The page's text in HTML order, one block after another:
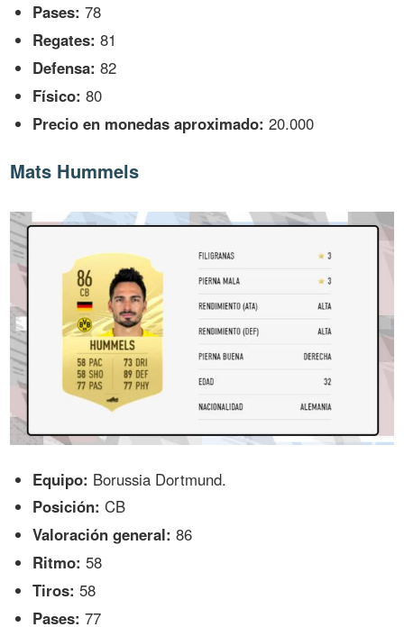
Pases: 78
Regates: 81
Defensa: 82
Físico: 80
Precio en monedas aproximado: 20.000
Mats Hummels
Equipo: Borussia Dortmund.
Posición: CB
Valoración general: 86
Ritmo: 58
Tiros: 58
Pases: 77